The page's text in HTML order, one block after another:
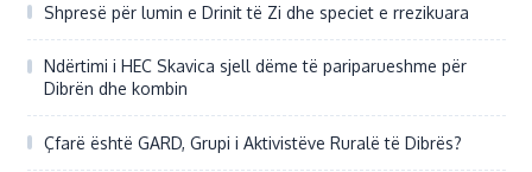
Shpresë për lumin e Drinit të Zi dhe speciet e rrezikuara
Ndërtimi i HEC Skavica sjell dëme të pariparueshme për
Dibrën dhe kombin
Çfarë është GARD, Grupi i Aktivistëve Ruralë të Dibrës?